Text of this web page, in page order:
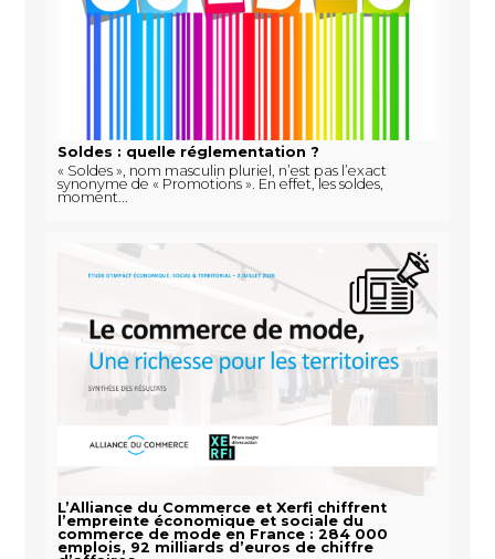
Soldes : quelle réglementation ?
« Soldes », nom masculin pluriel, n’est pas l’exact
synonyme de « Promotions ». En effet, les soldes,
moment...
L’Alliance du Commerce et Xerfi chiffrent
l’empreinte économique et sociale du
commerce de mode en France : 284 000
emplois, 92 milliards d’euros de chiffre